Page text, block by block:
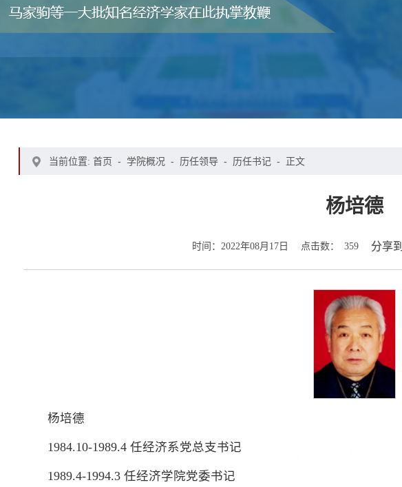
当前位置: 首页 - 学院概况 - 历任领导 - 历任书记 - 正文
杨培德
时间： 2022年08月17日 点击数： 359 分享
杨培德
1984.10-1989.4 任经济系党总支书记
1989.4-1994.3 任经济学院党委书记